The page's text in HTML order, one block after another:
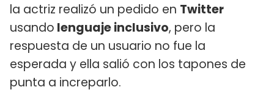
la actriz realizó un pedido en Twitter
usando lenguaje inclusivo, pero la
respuesta de un usuario no fue la
esperada y ella salió con los tapones de
punta a increparlo.